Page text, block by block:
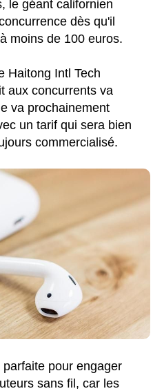
le géant californien
dès qu'il
moins de 100 euros.
Haitong Intl Tech
aux concurrents va
va prochainement
un tarif qui sera bien
commercialisé.
pour engager
sans fil, car les